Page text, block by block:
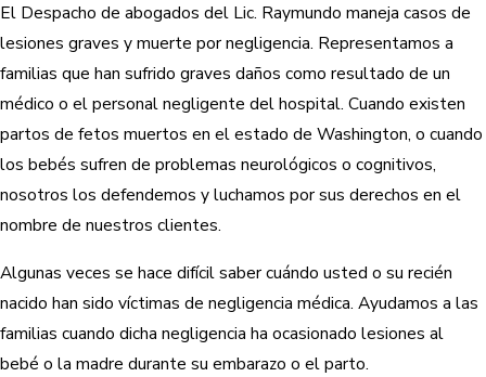
El Despacho de abogados del Lic. Raymundo maneja casos de
lesiones graves y muerte por negligencia. Representamos a
familias que han sufrido graves daños como resultado de un
médico o el personal negligente del hospital. Cuando existen
partos de fetos muertos en el estado de Washington, o cuando
los bebés sufren de problemas neurológicos o cognitivos,
nosotros los defendemos y luchamos por sus derechos en el
nombre de nuestros clientes.
Algunas veces se hace difícil saber cuándo usted o su recién
nacido han sido víctimas de negligencia médica. Ayudamos a las
familias cuando dicha negligencia ha ocasionado lesiones al
bebé o la madre durante su embarazo o el parto.